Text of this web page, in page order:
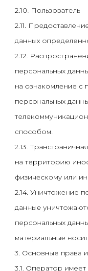
2.10. Пользователь
2.11.
данных
2.12.
персональных
на ознакомление с
персональных
способом.
2.13.
на территорию
физическому или
2.14. Уничтожение
данные
персональных
материальные
3. Основные права
3.1. Оператор имеет